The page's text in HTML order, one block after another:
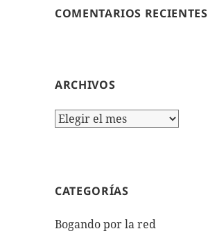
COMENTARIOS RECIENTES
ARCHIVOS
Archivos
CATEGORÍAS
Bogando por la red